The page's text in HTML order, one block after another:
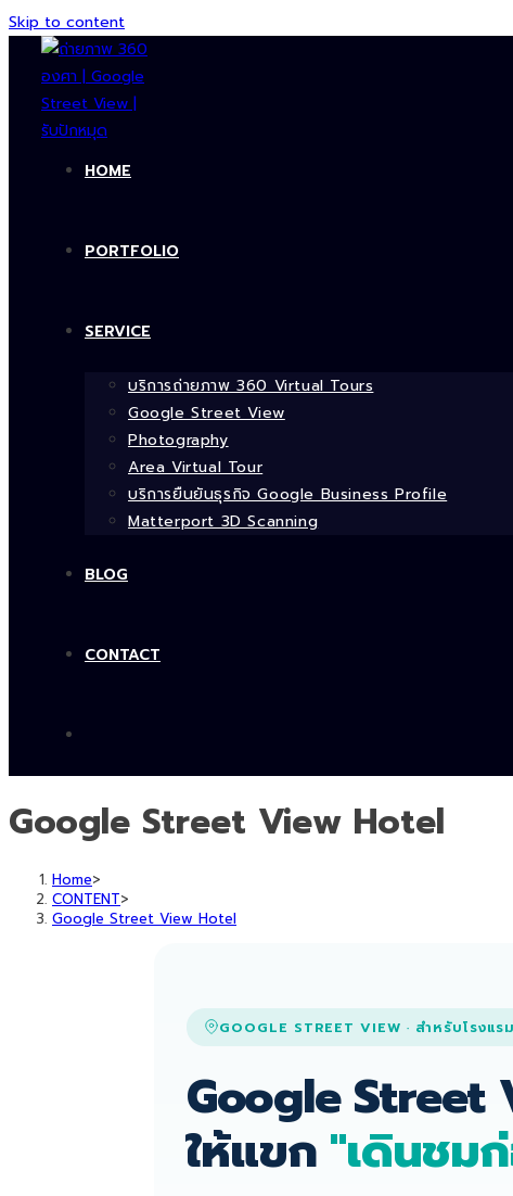
Skip to content
HOME
PORTFOLIO
SERVICE
บริการถ่ายภาพ 360 Virtual Tours
Google Street View
Photography
Area Virtual Tour
บริการยืนยันธุรกิจ Google Business Profile
Matterport 3D Scanning
BLOG
CONTACT
Google Street View Hotel
Home>
CONTENT>
Google Street View Hotel
GOOGLE STREET VIEW · สำหรับโรงแรม
Google Street
ให้แขก "เดินชม